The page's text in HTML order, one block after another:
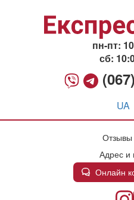
пн-пт:
сб:
UA
Отзывы
Адрес и
Онлайн